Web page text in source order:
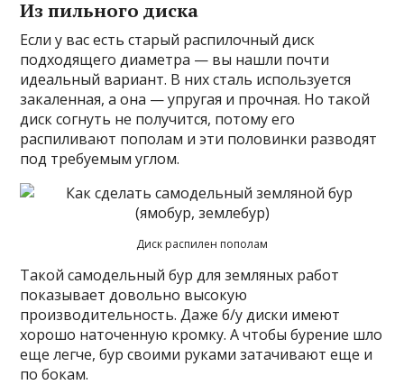
Из пильного диска
Если у вас есть старый распилочный диск
подходящего диаметра — вы нашли почти
идеальный вариант. В них сталь используется
закаленная, а она — упругая и прочная. Но такой
диск согнуть не получится, потому его
распиливают пополам и эти половинки разводят
под требуемым углом.
Диск распилен пополам
Такой самодельный бур для земляных работ
показывает довольно высокую
производительность. Даже б/у диски имеют
хорошо наточенную кромку. А чтобы бурение шло
еще легче, бур своими руками затачивают еще и
по бокам.